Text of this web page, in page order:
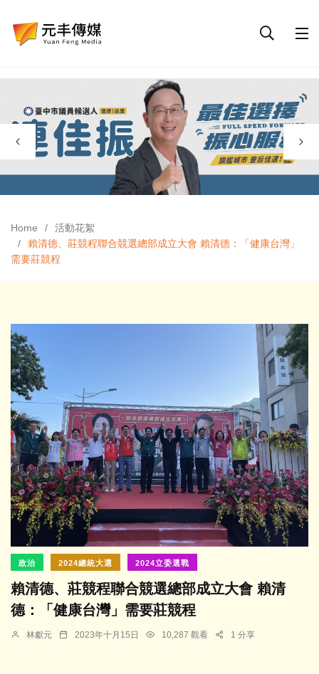
Home
活動花絮
賴清德、莊競程聯合競選總部成立大會 賴清德：「健康台灣」
需要莊競程
政治 2024總統大選 2024立委選戰
賴清德、莊競程聯合競選總部成立大會 賴清
德：「健康台灣」需要莊競程
林獻元 2023年十月15日 10,287 觀看 1 分享